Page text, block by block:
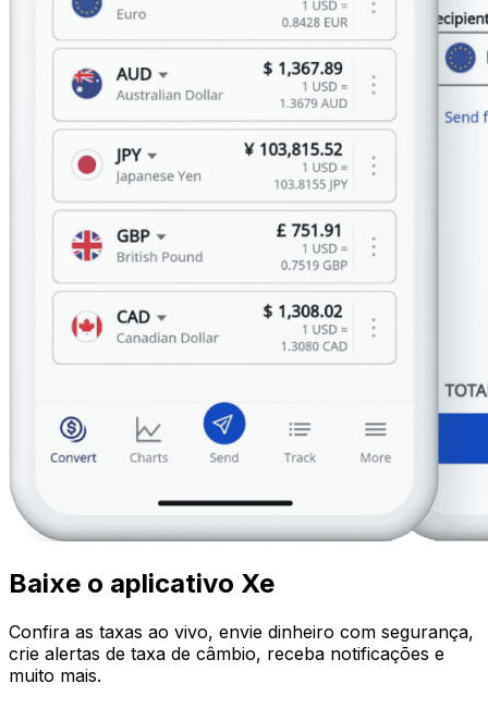
Baixe o aplicativo Xe
Confira as taxas ao vivo, envie dinheiro com segurança,
crie alertas de taxa de câmbio, receba notificações e
muito mais.